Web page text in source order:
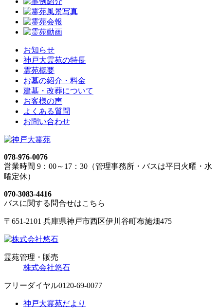
お知らせ
神戸大霊苑の特長
霊苑概要
お墓の紹介・料金
建墓・改葬について
お客様の声
よくある質問
お問い合わせ
078-976-0076
営業時間 9：00～17：30（管理事務所・バスは平日火曜・水
曜定休）
070-3083-4416
バスに関する問合せはこちら
〒651-2101 兵庫県神戸市西区伊川谷町布施畑475
霊苑管理・販売
株式会社悠石
フリーダイヤル0120-69-0077
神戸大霊苑だより